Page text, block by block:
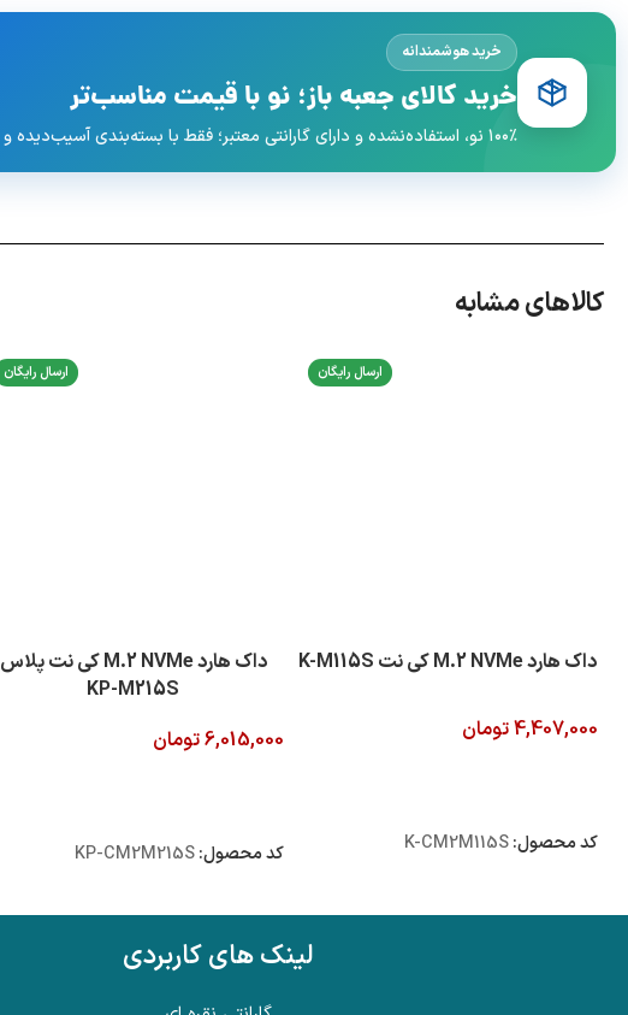
خرید هوشمندانه
خرید کالای جعبه باز؛ نو با قیمت مناسب‌تر
۱۰۰٪ نو، استفاده‌نشده و دارای گارانتی معتبر؛ فقط با بسته‌بندی آسیب‌دیده و قیمت اقتصادی‌تر.
کالاهای مشابه
ارسال رایگان
داک هارد M.2 NVMe کی نت K-M115S
4,407,000تومان
کد محصول:K-CM2M115S
ارسال رایگان
داک هارد M.2 NVMe کی نت پلاس
KP-M215S
6,015,000تومان
کد محصول:KP-CM2M215S
لینک های کاربردی